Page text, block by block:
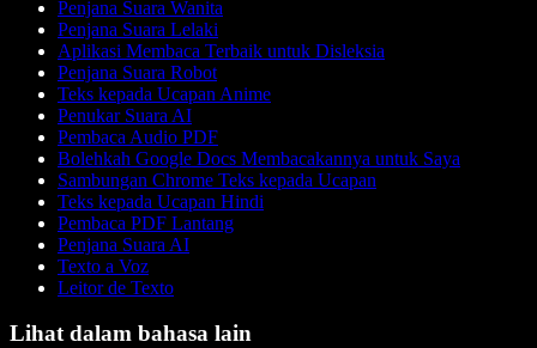
Penjana Suara Wanita
Penjana Suara Lelaki
Aplikasi Membaca Terbaik untuk Disleksia
Penjana Suara Robot
Teks kepada Ucapan Anime
Penukar Suara AI
Pembaca Audio PDF
Bolehkah Google Docs Membacakannya untuk Saya
Sambungan Chrome Teks kepada Ucapan
Teks kepada Ucapan Hindi
Pembaca PDF Lantang
Penjana Suara AI
Texto a Voz
Leitor de Texto
Lihat dalam bahasa lain